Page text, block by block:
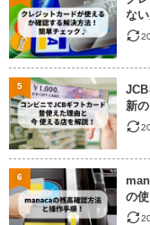
な
新
5
の
6